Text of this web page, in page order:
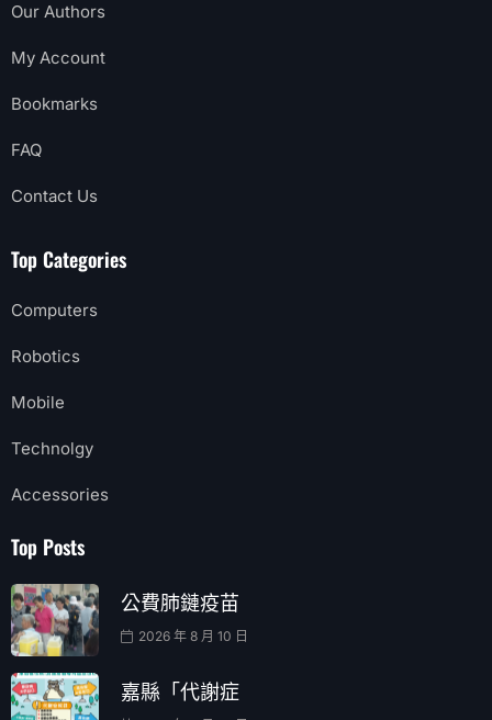
Our Authors
My Account
Bookmarks
FAQ
Contact Us
Top Categories
Computers
Robotics
Mobile
Technolgy
Accessories
Top Posts
公費肺鏈疫苗
2026 年 8 月 10 日
嘉縣「代謝症